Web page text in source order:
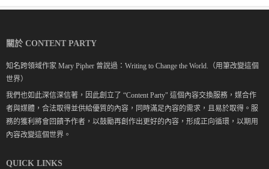
關於 CONTENT PARTY
知名跨領域作家 Mary Pipher 曾說過：Writing to Change the World.（用筆改變這個
世界）
我們也如此深信深信著，因此創立了 “Content Party" 這個內容交換服務，媒合作
者與媒體，合法取得並供給優質的內容，同時滿足內容的需求，且易於取得。服
務的獲利將會回饋予作者，以鼓勵再創作出更好的內容，形成正向循環，以期用
內容改變這個世界。
QUICK LINKS